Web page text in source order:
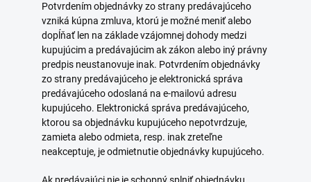
Potvrdením objednávky zo strany predávajúceho
vzniká kúpna zmluva, ktorú je možné meniť alebo
dopĺňať len na základe vzájomnej dohody medzi
kupujúcim a predávajúcim ak zákon alebo iný právny
predpis neustanovuje inak. Potvrdením objednávky
zo strany predávajúceho je elektronická správa
predávajúceho odoslaná na e-mailovú adresu
kupujúceho. Elektronická správa predávajúceho,
ktorou sa objednávku kupujúceho nepotvrdzuje,
zamieta alebo odmieta, resp. inak zreteľne
neakceptuje, je odmietnutie objednávky kupujúceho.